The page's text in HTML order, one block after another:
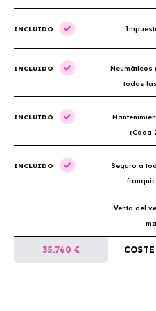
INCLUIDO
INCLUIDO
Neumáticos
todas
INCLUIDO
(Cada
INCLUIDO
Seguro a
Venta del
35.760 €